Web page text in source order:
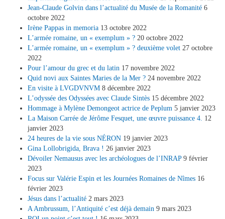
Jean-Claude Golvin dans l’actualité du Musée de la Romanité 6
octobre 2022
Irène Pappas in memoria 13 octobre 2022
L’armée romaine, un « exemplum » ? 20 octobre 2022
L’armée romaine, un « exemplum » ? deuxième volet 27 octobre
2022
Pour l’amour du grec et du latin 17 novembre 2022
Quid novi aux Saintes Maries de la Mer ? 24 novembre 2022
En visite à LVGDVNVM 8 décembre 2022
L’odyssée des Odyssées avec Claude Sintès 15 décembre 2022
Hommage à Mylène Demongeot actrice de Peplum 5 janvier 2023
La Maison Carrée de Jérôme Fesquet, une œuvre puissance 4. 12
janvier 2023
24 heures de la vie sous NÉRON 19 janvier 2023
Gina Lollobrigida, Brava ! 26 janvier 2023
Dévoiler Nemausus avec les archéologues de l’INRAP9 février
2023
Focus sur Valérie Espin et les Journées Romaines de Nîmes 16
février 2023
Jésus dans l’actualité 2 mars 2023
A Ambrussum, l’Antiquité c’est déjà demain 9 mars 2023